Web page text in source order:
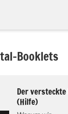
Booklets
Der
(Hilfe)